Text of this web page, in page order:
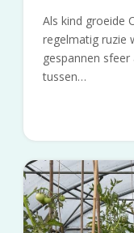
Als kind groeide
regelmatig ruzie
gespannen
tussen…